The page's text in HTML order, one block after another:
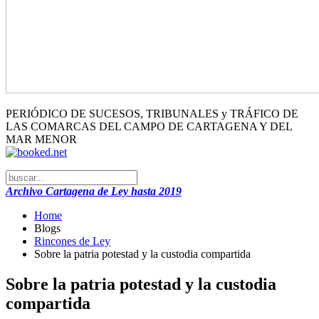
PERIÓDICO DE SUCESOS, TRIBUNALES y TRÁFICO DE
LAS COMARCAS DEL CAMPO DE CARTAGENA Y DEL
MAR MENOR
Archivo Cartagena de Ley hasta 2019
Home
Blogs
Rincones de Ley
Sobre la patria potestad y la custodia compartida
Sobre la patria potestad y la custodia
compartida